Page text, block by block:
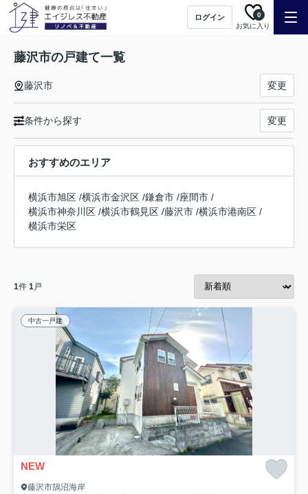
ログイン
お気に入り
0
藤沢市の戸建て一覧
藤沢市 変更
条件から探す 変更
おすすめのエリア
横浜市旭区 /横浜市金沢区 /鎌倉市 /座間市 /
横浜市神奈川区 /横浜市鶴見区 /藤沢市 /横浜市港南区 /
横浜市栄区
1件 1戸
中古一戸建
NEW
藤沢市鵠沼海岸